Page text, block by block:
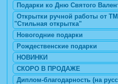
Подарки ко Дню Святого
Открытки ручной работы от ТМ
"Стильная открытка"
Новогодние подарки
Рождественские подарки
НОВИНКИ
СКОРО В ПРОДАЖЕ
Диплом-благодарность (на